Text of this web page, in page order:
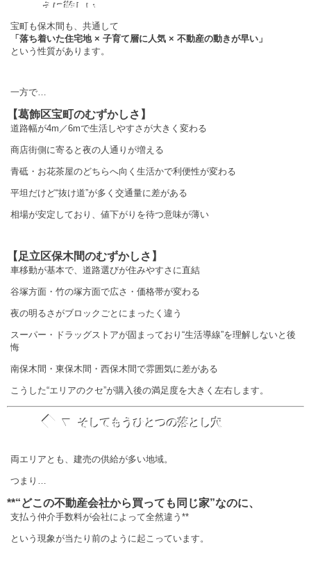
えに難しい
宝町も保木間も、共通して
「落ち着いた住宅地 × 子育て層に人気 × 不動産の動きが早い」
という性質があります。
一方で…
【葛飾区宝町のむずかしさ】
道路幅が4m／6mで生活しやすさが大きく変わる
商店街側に寄ると夜の人通りが増える
青砥・お花茶屋のどちらへ向く生活かで利便性が変わる
平坦だけど“抜け道”が多く交通量に差がある
相場が安定しており、値下がりを待つ意味が薄い
【足立区保木間のむずかしさ】
車移動が基本で、道路選びが住みやすさに直結
谷塚方面・竹の塚方面で広さ・価格帯が変わる
夜の明るさがブロックごとにまったく違う
スーパー・ドラッグストアが固まっており“生活導線”を理解しないと後
悔
南保木間・東保木間・西保木間で雰囲気に差がある
こうした“エリアのクセ”が購入後の満足度を大きく左右します。
◆ ▼ そしてもうひとつの落とし穴
両エリアとも、建売の供給が多い地域。
つまり…
**“どこの不動産会社から買っても同じ家”なのに、
支払う仲介手数料が会社によって全然違う**
という現象が当たり前のように起こっています。